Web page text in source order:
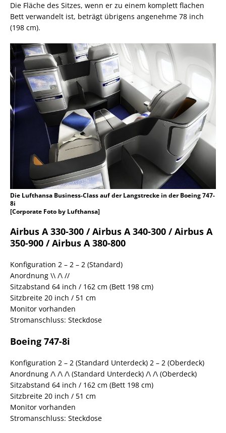
Die Fläche des Sitzes, wenn er zu einem komplett flachen
Bett verwandelt ist, beträgt übrigens angenehme 78 inch
(198 cm).
Die Lufthansa Business-Class auf der Langstrecke in der Boeing 747-
8i
[Corporate Foto by Lufthansa]
Airbus A 330-300 / Airbus A 340-300 / Airbus A
350-900 / Airbus A 380-800
Konfiguration 2 – 2 – 2 (Standard)
Anordnung \\ /\ //
Sitzabstand 64 inch / 162 cm (Bett 198 cm)
Sitzbreite 20 inch / 51 cm
Monitor vorhanden
Stromanschluss: Steckdose
Boeing 747-8i
Konfiguration 2 – 2 (Standard Unterdeck) 2 – 2 (Oberdeck)
Anordnung /\ /\ /\ (Standard Unterdeck) /\ /\ (Oberdeck)
Sitzabstand 64 inch / 162 cm (Bett 198 cm)
Sitzbreite 20 inch / 51 cm
Monitor vorhanden
Stromanschluss: Steckdose